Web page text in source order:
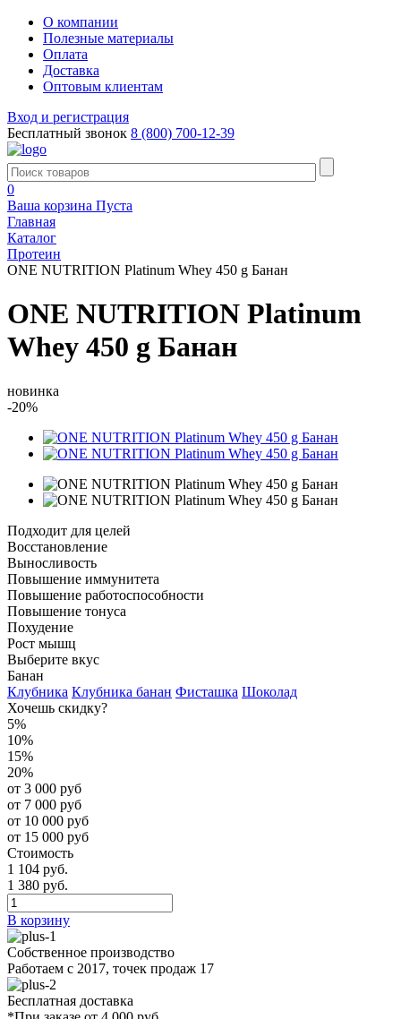
О компании
Полезные материалы
Оплата
Доставка
Оптовым клиентам
Вход и регистрация
Бесплатный звонок 8 (800) 700-12-39
0
Ваша корзина Пуста
Главная
Каталог
Протеин
ONE NUTRITION Platinum Whey 450 g Банан
ONE NUTRITION Platinum
Whey 450 g Банан
новинка
-20%
Подходит для целей
Восстановление
Выносливость
Повышение иммунитета
Повышение работоспособности
Повышение тонуса
Похудение
Рост мышц
Выберите вкус
Банан
Клубника Клубника банан Фисташка Шоколад
Хочешь скидку?
5%
10%
15%
20%
от 3 000 руб
от 7 000 руб
от 10 000 руб
от 15 000 руб
Стоимость
1 104 руб.
1 380 руб.
В корзину
Собственное производство
Работаем с 2017, точек продаж 17
Бесплатная доставка